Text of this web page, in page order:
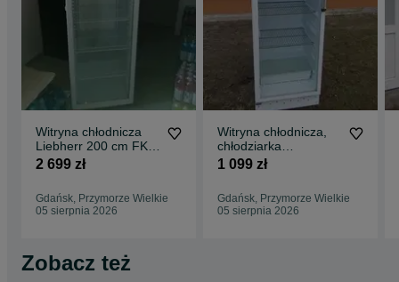
Witryna chłodnicza
Liebherr 200 cm FKD
4203 , Chłodziarka
2 699 zł
Gdańsk, Przymorze Wielkie
05 sierpnia 2026
Witryna chłodnicza,
chłodziarka
przeszklona, lada
1 099 zł
Gdańsk, Przymorze Wielkie
05 sierpnia 2026
Zobacz też